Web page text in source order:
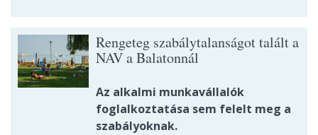
Rengeteg szabálytalanságot talált a
NAV a Balatonnál
Az alkalmi munkavállalók
foglalkoztatása sem felelt meg a
szabályoknak.